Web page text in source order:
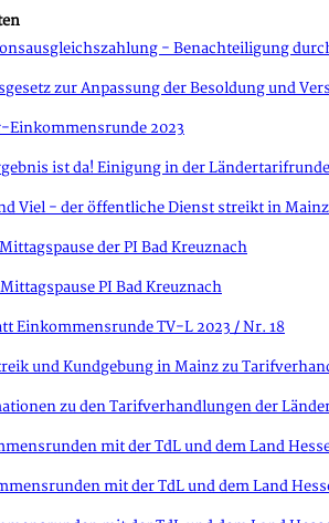
- Benachteiligung
zur Anpassung der Besoldung und
Einkommensrunde 2023
ist da! Einigung in der Ländertarifrunde
Viel - der öffentliche Dienst streikt in Mainz
der PI Bad Kreuznach
PI Bad Kreuznach
Einkommensrunde TV-L 2023 / Nr. 18
und Kundgebung in Mainz zu
zu den Tarifverhandlungen der
mit der TdL und dem Land
mit der TdL und dem Land